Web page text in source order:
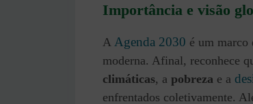
Importância e visão
A Agenda 2030 é um marco
moderna. Afinal, reconhece
climáticas, a pobreza e a
enfrentados coletivamente.